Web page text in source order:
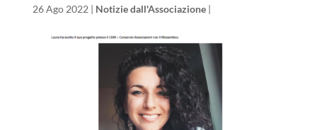
26 Ago 2022 | Notizie dall'Associazione|